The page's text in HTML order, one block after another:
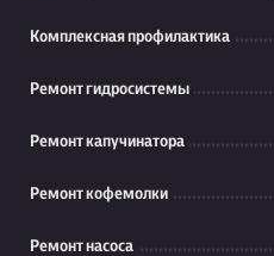
Комплексная профилактика
Ремонт гидросистемы
Ремонт капучинатора
Ремонт кофемолки
Ремонт насоса